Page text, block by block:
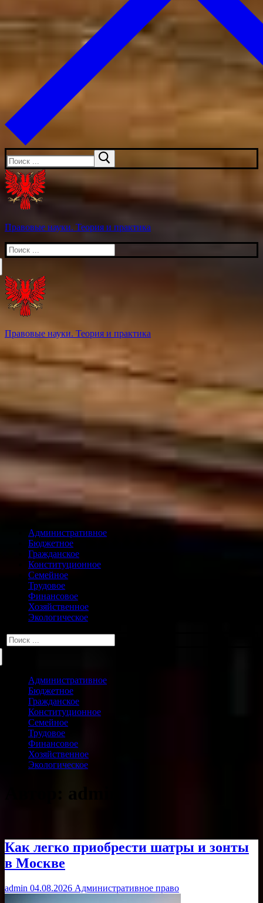
Искать:
Правовые науки. Теория и практика
Искать:
Правовые науки. Теория и практика
Административное
Бюджетное
Гражданское
Конституционное
Семейное
Трудовое
Финансовое
Хозяйственное
Экологическое
Искать:
Административное
Бюджетное
Гражданское
Конституционное
Семейное
Трудовое
Финансовое
Хозяйственное
Экологическое
Как легко приобрести шатры и зонты
в Москве
admin 04.08.2026 Административное право